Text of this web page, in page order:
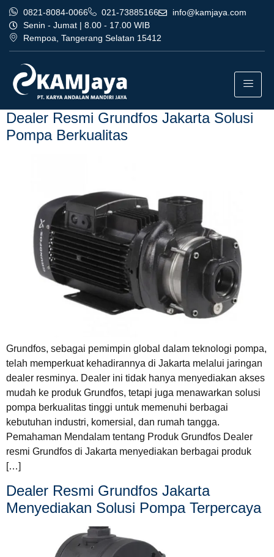
0821-8084-0066 021-73885166
info@kamjaya.com
Senin - Jumat | 8.00 - 17.00 WIB
Rempoa, Tangerang Selatan 15412
Tag:
jakarta bogor
Dealer Resmi Grundfos Jakarta Solusi
Pompa Berkualitas
Grundfos, sebagai pemimpin global dalam teknologi pompa,
telah memperkuat kehadirannya di Jakarta melalui jaringan
dealer resminya. Dealer ini tidak hanya menyediakan akses
mudah ke produk Grundfos, tetapi juga menawarkan solusi
pompa berkualitas tinggi untuk memenuhi berbagai
kebutuhan industri, komersial, dan rumah tangga.
Pemahaman Mendalam tentang Produk Grundfos Dealer
resmi Grundfos di Jakarta menyediakan berbagai produk
[…]
Dealer Resmi Grundfos Jakarta
Menyediakan Solusi Pompa Terpercaya